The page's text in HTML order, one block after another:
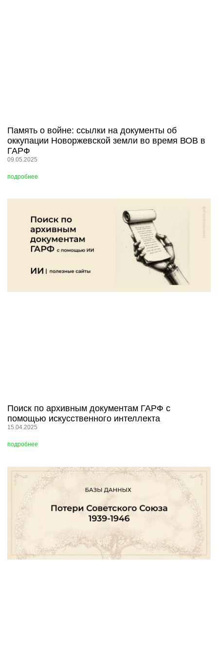
Память о войне: ссылки на документы об
оккупации Новоржевской земли во время ВОВ в
ГАРФ
09.05.2025
подробнее
Поиск по архивным документам ГАРФ с
помощью искусственного интеллекта
15.04.2025
подробнее